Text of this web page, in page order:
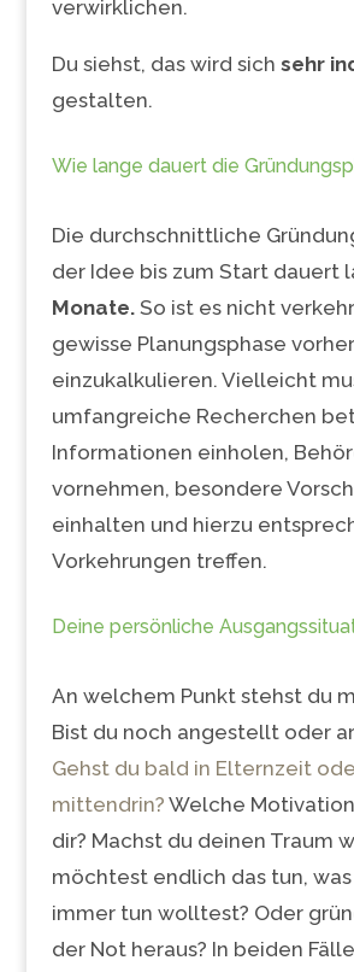
verwirklichen.
Du siehst, das wird sich sehr
gestalten.
Wie lange dauert die
Die durchschnittliche
der Idee bis zum Start dauert
Monate.So ist es nicht
gewisse Planungsphase vorher
einzukalkulieren. Vielleicht
umfangreiche Recherchen
Informationen einholen,
vornehmen, besondere
einhalten und hierzu
Vorkehrungen treffen.
Deine persönliche
An welchem Punkt stehst du
Bist du noch angestellt oder
Gehst du bald in Elternzeit
mittendrin? Welche
dir? Machst du deinen Traum
möchtest endlich das tun,
immer tun wolltest? Oder
der Not heraus? In beiden